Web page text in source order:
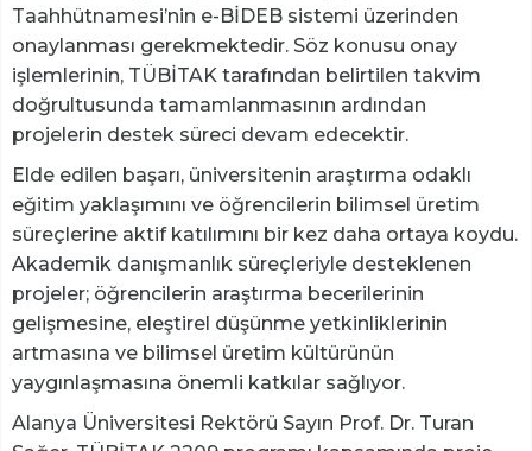
Taahhütnamesi’nin e-BİDEB sistemi üzerinden
onaylanması gerekmektedir. Söz konusu onay
işlemlerinin, TÜBİTAK tarafından belirtilen takvim
doğrultusunda tamamlanmasının ardından
projelerin destek süreci devam edecektir.
Elde edilen başarı, üniversitenin araştırma odaklı
eğitim yaklaşımını ve öğrencilerin bilimsel üretim
süreçlerine aktif katılımını bir kez daha ortaya koydu.
Akademik danışmanlık süreçleriyle desteklenen
projeler; öğrencilerin araştırma becerilerinin
gelişmesine, eleştirel düşünme yetkinliklerinin
artmasına ve bilimsel üretim kültürünün
yaygınlaşmasına önemli katkılar sağlıyor.
Alanya Üniversitesi Rektörü Sayın Prof. Dr. Turan